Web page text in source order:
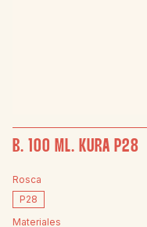
B. 100 ML. KURA P28
Rosca
P28
Materiales